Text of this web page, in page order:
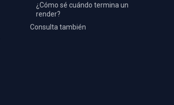
¿Cómo sé cuándo termina un
render?
Consulta también